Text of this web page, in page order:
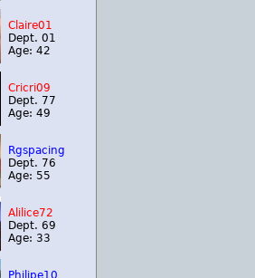
Claire01
Dept. 01
Age: 42
Cricri09
Dept. 77
Age: 49
Rgspacing
Dept. 76
Age: 55
Alilice72
Dept. 69
Age: 33
Philipe10